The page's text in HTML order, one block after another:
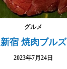
グルメ
新宿 焼肉ブルズ
2023年7月24日